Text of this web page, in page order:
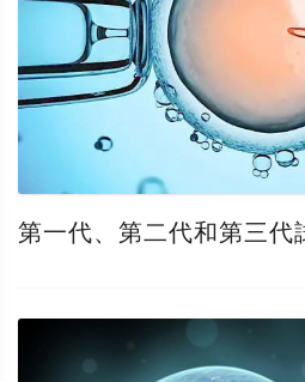
第一代、第二代和第三代